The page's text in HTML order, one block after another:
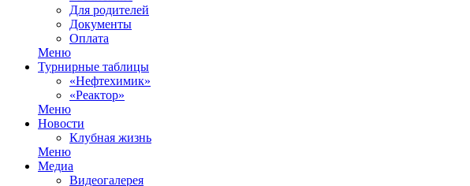
Для родителей
Документы
Оплата
Меню
Турнирные таблицы
«Нефтехимик»
«Реактор»
Меню
Новости
Клубная жизнь
Меню
Медиа
Видеогалерея